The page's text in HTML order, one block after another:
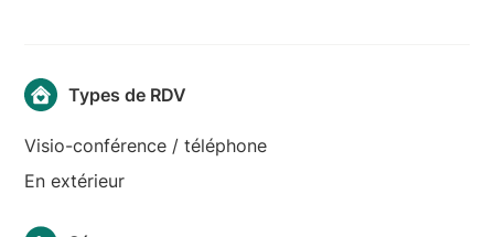
Types de RDV
Visio-conférence / téléphone
En extérieur